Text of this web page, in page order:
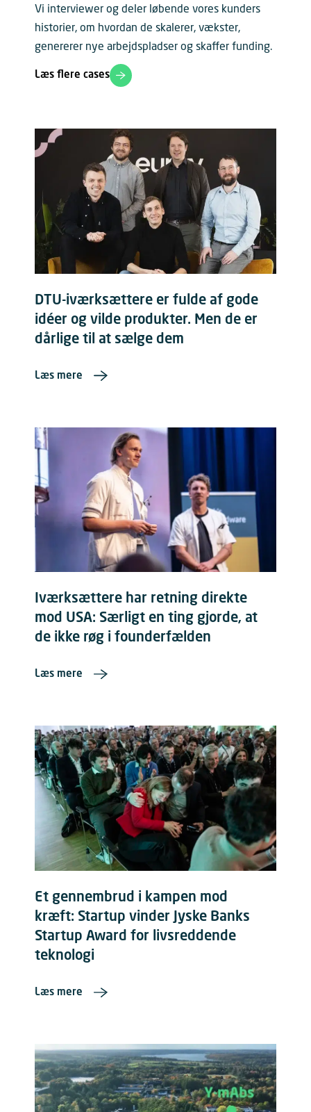
Vi interviewer og deler løbende vores kunders
historier, om hvordan de skalerer, vækster,
genererer nye arbejdspladser og skaffer funding.
Læs flere cases
DTU-iværksættere er fulde af gode
idéer og vilde produkter. Men de er
dårlige til at sælge dem
Læs mere
Iværksættere har retning direkte
mod USA: Særligt en ting gjorde, at
de ikke røg i founderfælden
Læs mere
Et gennembrud i kampen mod
kræft: Startup vinder Jyske Banks
Startup Award for livsreddende
teknologi
Læs mere